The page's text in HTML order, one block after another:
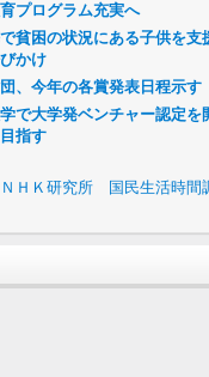
プログラム充実へ
貧困の状況にある子供を
かけ
、今年の各賞発表日程示す
で大学発ベンチャー認定
指す
ＨＫ研究所 国民生活時間